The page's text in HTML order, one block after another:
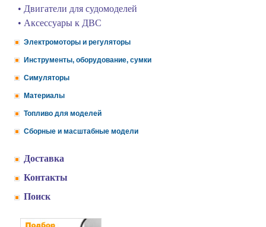
• Двигатели для судомоделей
• Аксессуары к ДВС
Электромоторы и регуляторы
Инструменты, оборудование, сумки
Симуляторы
Материалы
Топливо для моделей
Сборные и масштабные модели
Доставка
Контакты
Поиск